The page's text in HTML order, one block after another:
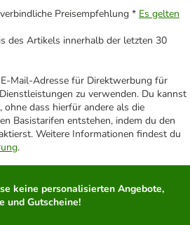
Preisempfehlung * Es gelten
des Artikels innerhalb der letzten 30
Mail-Adresse für Direktwerbung für
zu verwenden. Du kannst
ohne dass hierfür andere als die
Basistarifen entstehen, indem du den
Weitere Informationen findest du
.
keine personalisierten Angebote,
und Gutscheine!